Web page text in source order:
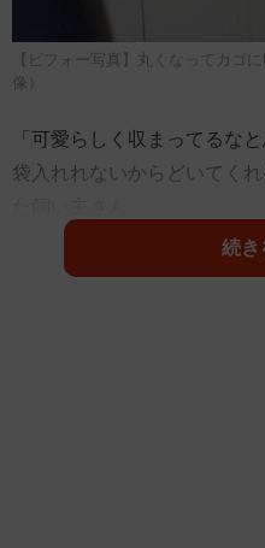
【ビフォー写真】丸くなってカゴ
像）
「可愛らしく収まってるな
袋入れれないからどいてく
続き